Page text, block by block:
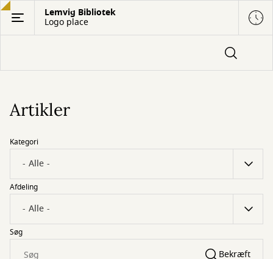
Gå
hovedindhold
Lemvig Bibliotek
Logo place
Artikler
Kategori
Afdeling
Søg